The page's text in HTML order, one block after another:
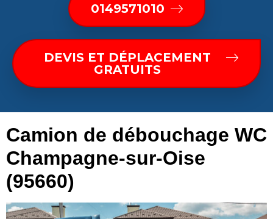
0149571010
DEVIS ET DÉPLACEMENT
GRATUITS
Camion de débouchage WC
Champagne-sur-Oise
(95660)